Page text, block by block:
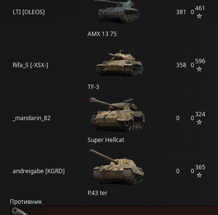
LTI [OLEOS]
AMX 13 75
381 0461
Rifa_S [-XSX-]
TF-3
358 0596
_mandarin_82
Super Hellcat
0 0324
andreigabe [KGRD]
P.43 ter
0 0365
Противник